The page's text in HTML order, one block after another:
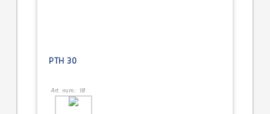
PTH 30
Art. num.: 18